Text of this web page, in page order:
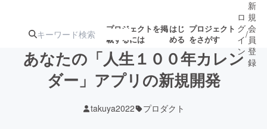
プロジェクトを掲
載するには
はじ
める
プロジェクト
をさがす
ジェクト
募集終了が近いプ
ロジェクト
ロ
グ
イ
ン
/
新
規
会
員
登
録
あなたの「人生１００年カレン
ダー」アプリの新規開発
takuya2022 プロダクト